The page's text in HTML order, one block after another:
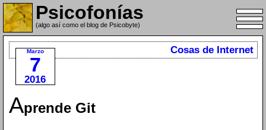
Psicofonías
(algo así como el blog de Psicobyte)
Marzo
7
2016
Cosas de Internet
Aprende Git